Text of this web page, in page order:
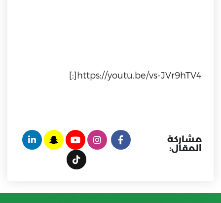
https://youtu.be/vs-JVr9hTV4[:]
مشاركة
المقال: